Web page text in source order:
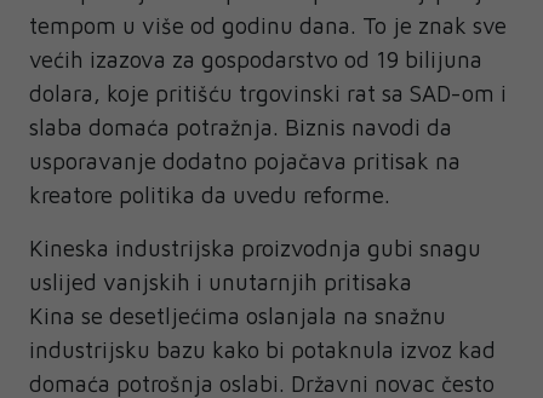
tempom u više od godinu dana. To je znak sve
većih izazova za gospodarstvo od 19 bilijuna
dolara, koje pritišću trgovinski rat sa SAD-om i
slaba domaća potražnja. Biznis navodi da
usporavanje dodatno pojačava pritisak na
kreatore politika da uvedu reforme.
Kineska industrijska proizvodnja gubi snagu
uslijed vanjskih i unutarnjih pritisaka
Kina se desetljećima oslanjala na snažnu
industrijsku bazu kako bi potaknula izvoz kad
domaća potrošnja oslabi. Državni novac često